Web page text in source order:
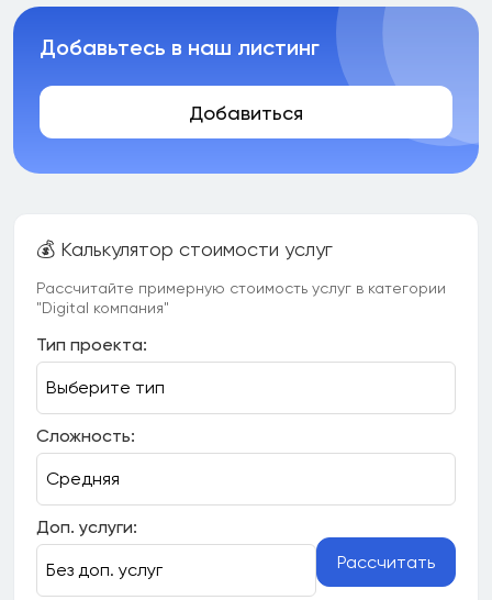
Добавьтесь в наш листинг
Добавиться
💰 Калькулятор стоимости услуг
Рассчитайте примерную стоимость услуг в категории
"Digital компания"
Тип проекта:
Сложность:
Доп. услуги:
Рассчитать